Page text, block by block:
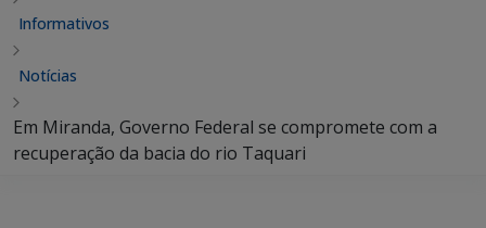
Informativos
Notícias
Em Miranda, Governo Federal se compromete com a
recuperação da bacia do rio Taquari